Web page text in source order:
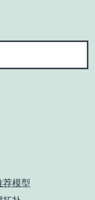
模型